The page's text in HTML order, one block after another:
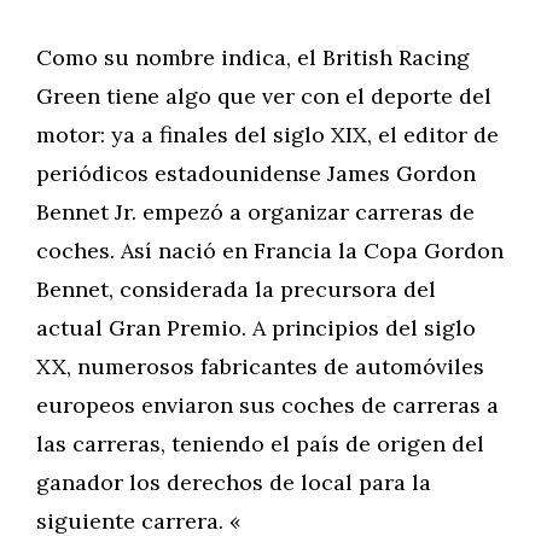
Como su nombre indica, el British Racing
Green tiene algo que ver con el deporte del
motor: ya a finales del siglo XIX, el editor de
periódicos estadounidense James Gordon
Bennet Jr. empezó a organizar carreras de
coches. Así nació en Francia la Copa Gordon
Bennet, considerada la precursora del
actual Gran Premio. A principios del siglo
XX, numerosos fabricantes de automóviles
europeos enviaron sus coches de carreras a
las carreras, teniendo el país de origen del
ganador los derechos de local para la
siguiente carrera. «